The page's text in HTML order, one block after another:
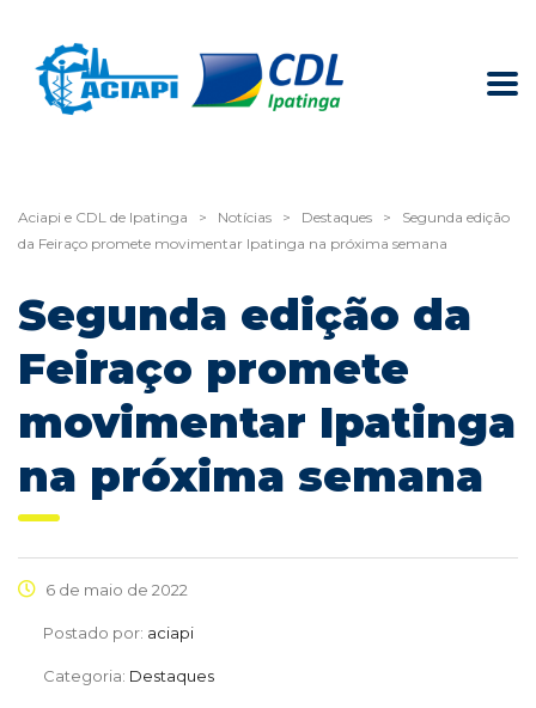
Aciapi e CDL de Ipatinga > Notícias > Destaques >
Segunda edição
da Feiraço promete movimentar Ipatinga na próxima semana
Segunda edição da
Feiraço promete
movimentar Ipatinga
na próxima semana
6 de maio de 2022
Postado por: aciapi
Categoria: Destaques